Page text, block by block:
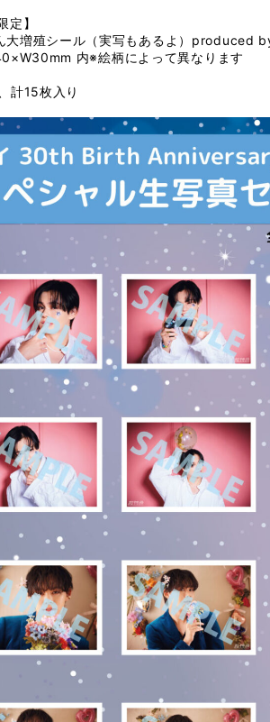
定】
大増殖シール（実写もあるよ）produced
内※絵柄によって異なります
計15枚入り